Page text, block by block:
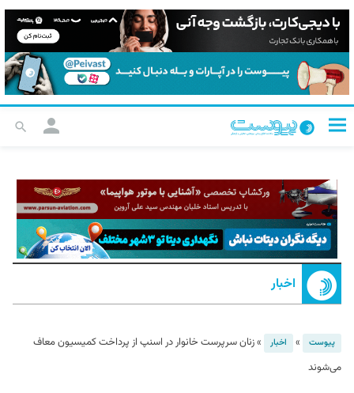
اخبار
پیوست » اخبار »زنان سرپرست خانوار در اسنپ از پرداخت کمیسیون معاف
می‌شوند